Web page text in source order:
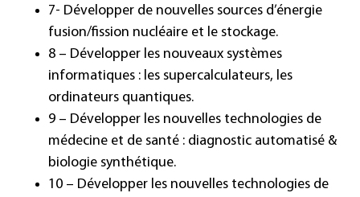
7- Développer de nouvelles sources d’énergie
fusion/fission nucléaire et le stockage.
8 – Développer les nouveaux systèmes
informatiques : les supercalculateurs, les
ordinateurs quantiques.
9 – Développer les nouvelles technologies de
médecine et de santé : diagnostic automatisé &
biologie synthétique.
10 – Développer les nouvelles technologies de